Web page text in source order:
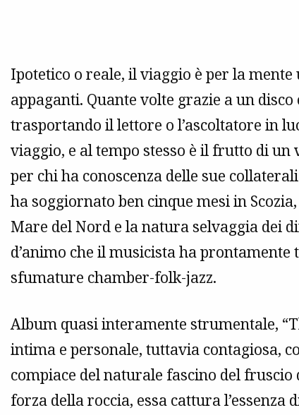
Ipotetico o reale, il viaggio è per la
appaganti. Quante volte grazie a un
trasportando il lettore o l’ascoltatore in
viaggio, e al tempo stesso è il frutto di
per chi ha conoscenza delle sue
ha soggiornato ben cinque mesi in
Mare del Nord e la natura selvaggia dei
d’animo che il musicista ha
sfumature chamber-folk-jazz.
Album quasi interamente strumentale,
intima e personale, tuttavia contagiosa,
compiace del naturale fascino del
forza della roccia, essa cattura